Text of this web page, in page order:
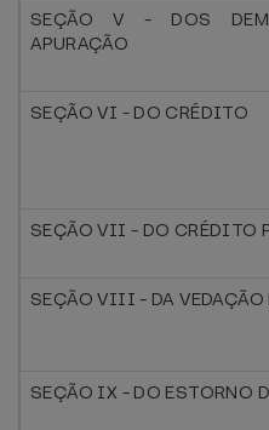
SEÇÃO V - DOS
APURAÇÃO
SEÇÃO VI - DO CRÉDITO
SEÇÃO VII - DO CRÉDITO
SEÇÃO VIII - DA VEDAÇÃO
SEÇÃO IX - DO ESTORNO